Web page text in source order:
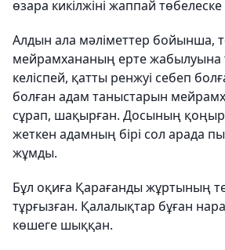
өзара кикілжіні жаппай
Алдын ала мәліметтер бойынша,
мейрамхананың ерте
келіспей, қатты ренжуі себеп
болған адам таныстарын
сұрап, шақырған. Досының
жеткен адамның бірі сол арада
жұмды.
Бұл оқиға Қарағанды жұртының
тұрғызған. Қалалықтар бұған
көшеге шыққан.